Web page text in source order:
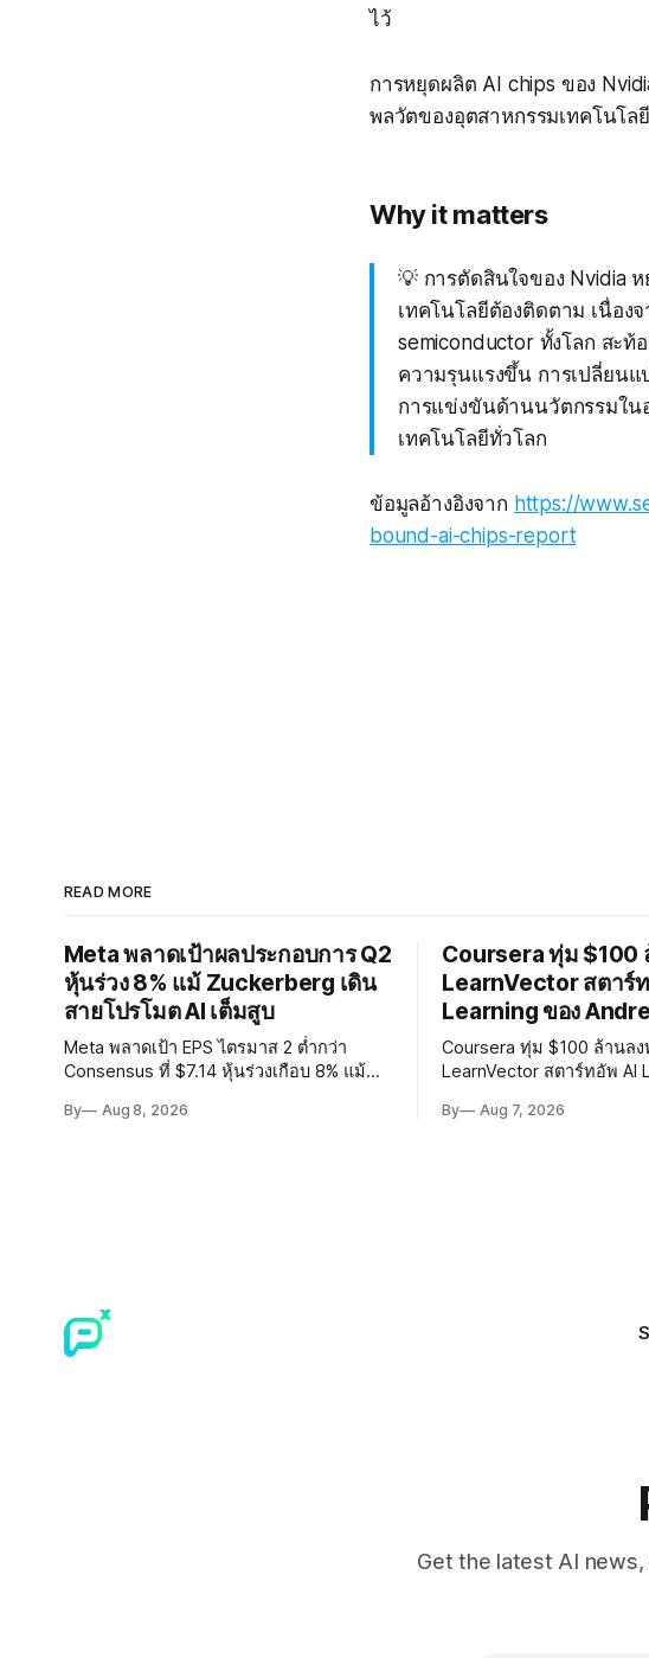
ไว้
การหยุดผลิต AI chips ของ
พลวัตของอุตสาหกรรมเทคโนโล
Why it matters
💡 การตัดสินใจของ Nvidia
เทคโนโลยีต้องติดตาม เนื่อ
semiconductor ทั้งโลก สะท้
ความรุนแรงขึ้น การเปลี่ยน
การแข่งขันด้านนวัตกรรมใน
เทคโนโลยีทั่วโลก
ข้อมูลอ้างอิงจาก https://
bound-ai-chips-report
READ MORE
Meta พลาดเป้าผลประกอบการ Q2
หุ้นร่วง 8% แม้ Zuckerberg เดิน
สายโปรโมต AI เต็มสูบ
Meta พลาดเป้า EPS ไตรมาส 2 ต่ำกว่า
Consensus ที่ $7.14 หุ้นร่วงเกือบ 8% แม้
Legal Charges $2.4 พันล้านและคดีความ
By Aug 8, 2026
Coursera ทุ่ม $100
LearnVector สตาร์
Learning ของ
Coursera ทุ่ม $100 ล้านล
LearnVector สตาร์ทอัพ AI
เทคโนโลยี AI พัฒนาการเรี
By Aug 7, 2026
Get the latest AI